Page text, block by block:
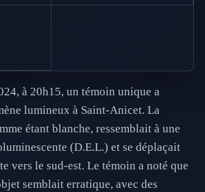
à 20h15, un témoin unique a
lumineux à Saint-Anicet. La
étant blanche, ressemblait à une
(D.E.L.) et se déplaçait
vers le sud-est. Le témoin a noté que
semblait erratique, avec des